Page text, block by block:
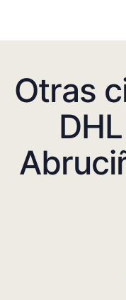
Otras